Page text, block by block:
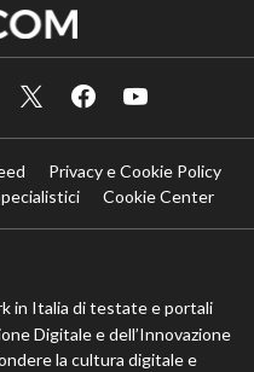
Privacy e Cookie Policy
Cookie Center
in Italia di testate e portali
Digitale e dell’Innovazione
la cultura digitale e